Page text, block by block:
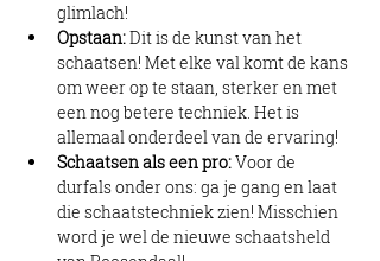
glimlach!
Opstaan: Dit is de kunst van het
schaatsen! Met elke val komt de kans
om weer op te staan, sterker en met
een nog betere techniek. Het is
allemaal onderdeel van de ervaring!
Schaatsen als een pro: Voor de
durfals onder ons: ga je gang en laat
die schaatstechniek zien! Misschien
word je wel de nieuwe schaatsheld